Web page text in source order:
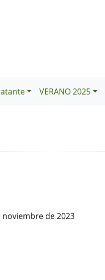
VERANO 2025
noviembre de 2023